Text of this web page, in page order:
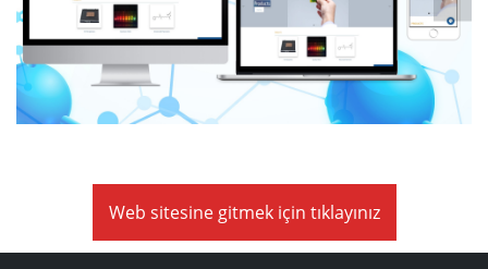
Web sitesine gitmek için tıklayınız